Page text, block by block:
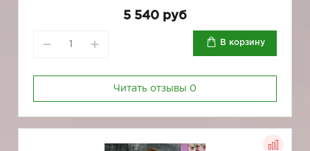
5 540 руб
В корзину
Читать отзывы 0